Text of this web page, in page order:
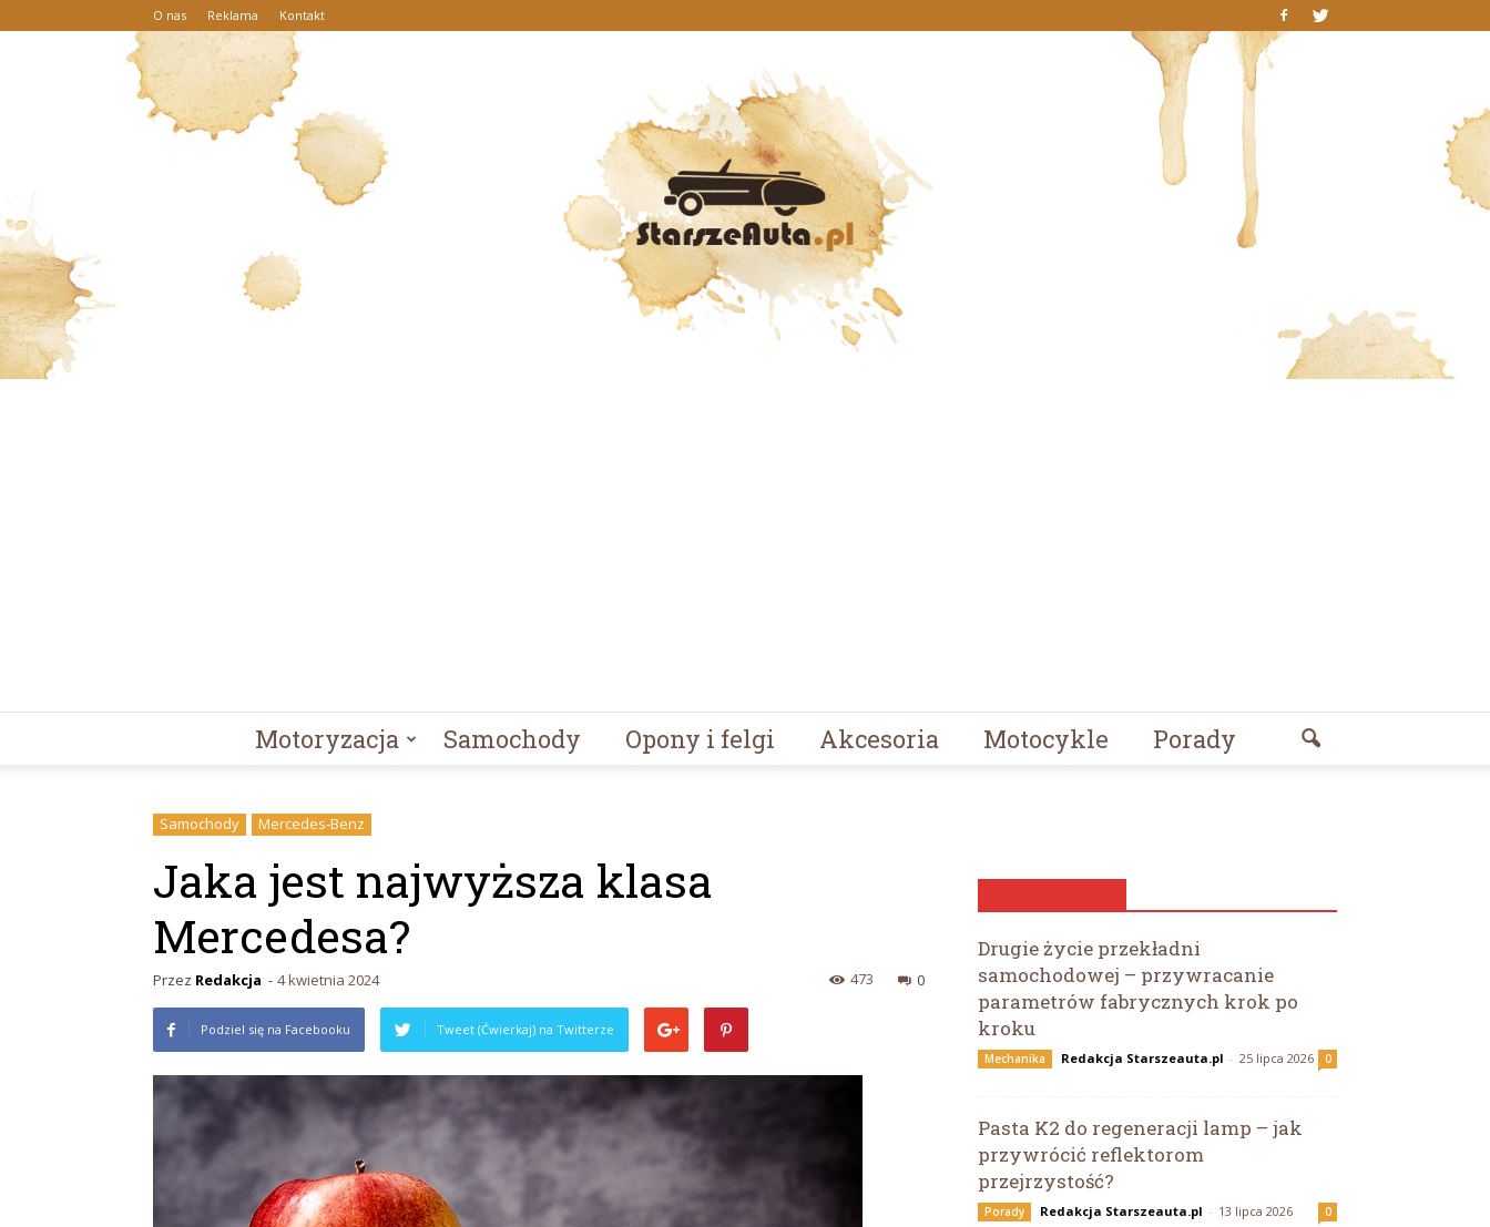
O nas Reklama Kontakt
Motoryzacja Samochody Opony i felgi Akcesoria Motocykle Porady
Samochody Mercedes-Benz
Jaka jest najwyższa klasa
Mercedesa?
Przez Redakcja - 4 kwietnia 2024 0
473
Podziel się na Facebooku Tweet (Ćwierkaj) na Twitterze
Drugie życie przekładni
samochodowej – przywracanie
parametrów fabrycznych krok po
kroku
Mechanika Redakcja Starszeauta.pl - 25 lipca 2026 0
Pasta K2 do regeneracji lamp – jak
przywrócić reflektorom
przejrzystość?
Porady Redakcja Starszeauta.pl - 13 lipca 2026 0